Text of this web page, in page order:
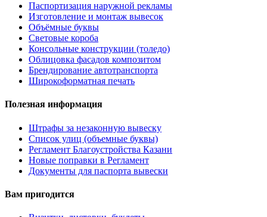
Паспортизация наружной рекламы
Изготовление и монтаж вывесок
Объёмные буквы
Световые короба
Консольные конструкции (толедо)
Облицовка фасадов композитом
Брендирование автотранспорта
Широкоформатная печать
Полезная информация
Штрафы за незаконную вывеску
Список улиц (объемные буквы)
Регламент Благоустройства Казани
Новые поправки в Регламент
Документы для паспорта вывески
Вам пригодится